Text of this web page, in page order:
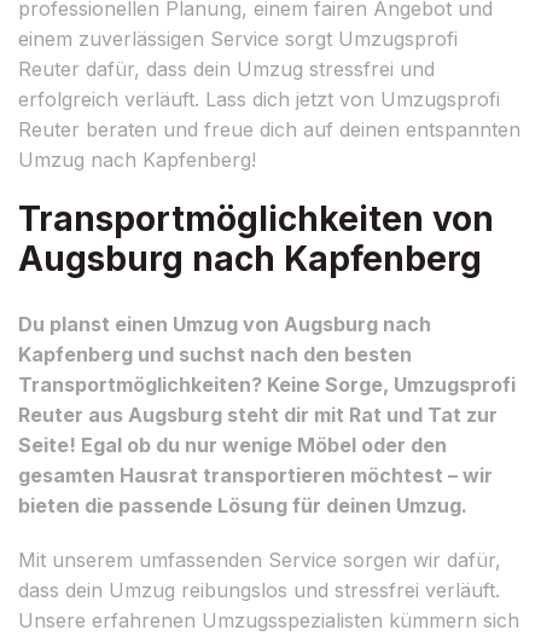
professionellen Planung, einem fairen Angebot und
einem zuverlässigen Service sorgt Umzugsprofi
Reuter dafür, dass dein Umzug stressfrei und
erfolgreich verläuft. Lass dich jetzt von Umzugsprofi
Reuter beraten und freue dich auf deinen entspannten
Umzug nach Kapfenberg!
Transportmöglichkeiten von
Augsburg nach Kapfenberg
Du planst einen Umzug von Augsburg nach
Kapfenberg und suchst nach den besten
Transportmöglichkeiten? Keine Sorge, Umzugsprofi
Reuter aus Augsburg steht dir mit Rat und Tat zur
Seite! Egal ob du nur wenige Möbel oder den
gesamten Hausrat transportieren möchtest – wir
bieten die passende Lösung für deinen Umzug.
Mit unserem umfassenden Service sorgen wir dafür,
dass dein Umzug reibungslos und stressfrei verläuft.
Unsere erfahrenen Umzugsspezialisten kümmern sich